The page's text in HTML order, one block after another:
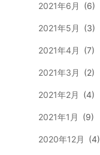
2021年6月 (6)
2021年5月 (3)
2021年4月 (7)
2021年3月 (2)
2021年2月 (4)
2021年1月 (9)
2020年12月 (4)